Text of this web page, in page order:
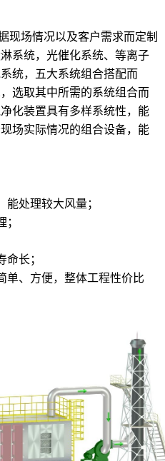
现场情况以及客户需求而定制
系统，光催化系统、等离子
统，五大系统组合搭配而
选取其中所需的系统组合而
化装置具有多样系统性，能
场实际情况的组合设备，能
处理较大风量；
；
长；
单、方便，整体工程性价比